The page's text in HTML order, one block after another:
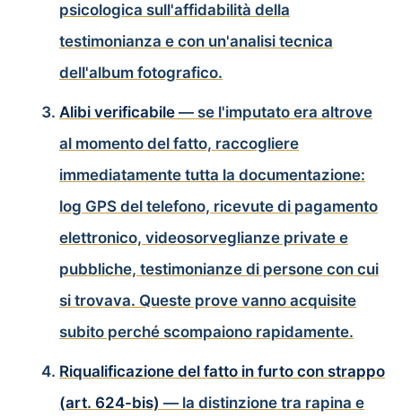
psicologica sull'affidabilità della
testimonianza e con un'analisi tecnica
dell'album fotografico.
Alibi verificabile — se l'imputato era altrove
al momento del fatto, raccogliere
immediatamente tutta la documentazione:
log GPS del telefono, ricevute di pagamento
elettronico, videosorveglianze private e
pubbliche, testimonianze di persone con cui
si trovava. Queste prove vanno acquisite
subito perché scompaiono rapidamente.
Riqualificazione del fatto in furto con strappo
(art. 624-bis) — la distinzione tra rapina e